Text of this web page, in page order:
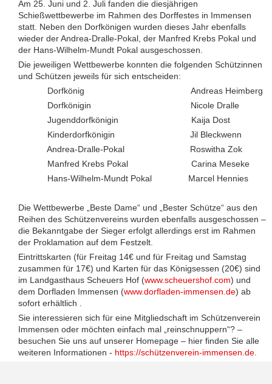
Am 25. Juni und 2. Juli fanden die diesjährigen
Schießwettbewerbe im Rahmen des Dorffestes in Immensen
statt. Neben den Dorfkönigen wurden dieses Jahr ebenfalls
wieder der Andrea-Dralle-Pokal, der Manfred Krebs Pokal und
der Hans-Wilhelm-Mundt Pokal ausgeschossen.
Die jeweiligen Wettbewerbe konnten die folgenden Schützinnen
und Schützen jeweils für sich entscheiden:
Dorfkönig Andreas Heimberg
Dorfkönigin Nicole Dralle
Jugenddorfkönigin Kaija Dost
Kinderdorfkönigin Jil Bleckwenn
Andrea-Dralle-Pokal Roswitha Zok
Manfred Krebs Pokal Carina Meseke
Hans-Wilhelm-Mundt Pokal Marcel Hennies
Die Wettbewerbe „Beste Dame“ und „Bester Schütze“ aus den
Reihen des Schützenvereins wurden ebenfalls ausgeschossen –
die Bekanntgabe der Sieger erfolgt allerdings erst im Rahmen
der Proklamation auf dem Festzelt.
Eintrittskarten (für Freitag 14€ und für Freitag und Samstag
zusammen für 17€) und Karten für das Königsessen (20€) sind
im Landgasthaus Scheuers Hof (www.scheuershof.com) und
dem Dorfladen Immensen (www.dorfladen-immensen.de) ab
sofort erhältlich .
Sie interessieren sich für eine Mitgliedschaft im Schützenverein
Immensen oder möchten einfach mal „reinschnuppern“? –
besuchen Sie uns auf unserer Homepage – hier finden Sie alle
weiteren Informationen - https://schützenverein-immensen.de